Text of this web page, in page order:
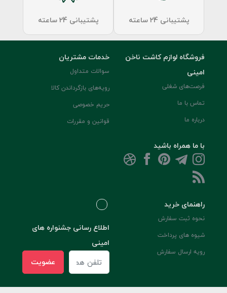
پشتیبانی 24 ساعته پشتیبانی 24 ساعته
فروشگاه لوازم کاشت ناخن
امینی
فرصت‌های شغلی
تماس با ما
درباره ما
با ما همراه باشید
خدمات مشتریان
سوالات متداول
رویه‌های بازگرداندن کالا
حریم خصوصی
قوانین و مقررات
راهنمای خرید
نحوه ثبت سفارش
شیوه های پرداخت
رویه ارسال سفارش
اطلاع رسانی جشنواره های
امینی
عضویت